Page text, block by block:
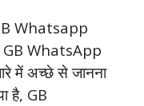
Whatsapp
WhatsApp
में अच्छे से जानना
है, GB